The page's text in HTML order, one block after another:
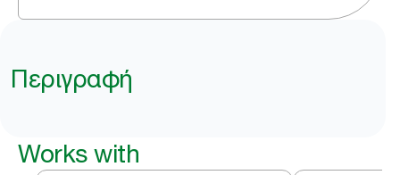
Περιγραφή
Works with